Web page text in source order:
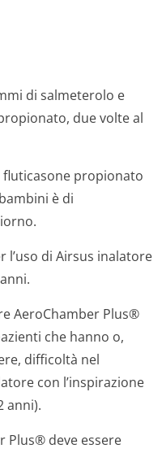
di salmeterolo e
due volte al
fluticasone propionato
è di
di Airsus inalatore
AeroChamber Plus®
che hanno o,
difficoltà nel
con l’inspirazione
anni).
Plus® deve essere